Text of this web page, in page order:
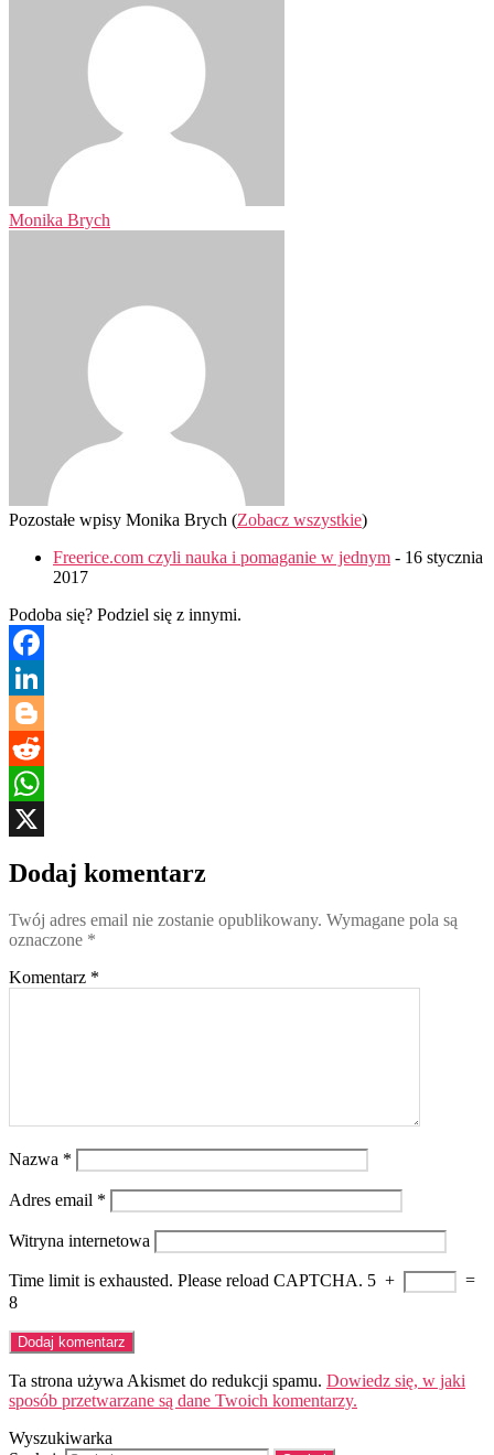
Monika Brych
Pozostałe wpisy Monika Brych (Zobacz wszystkie)
Freerice.com czyli nauka i pomaganie w jednym - 16 stycznia
2017
Podoba się? Podziel się z innymi.
Facebook
LinkedIn
Blogger
Reddit
WhatsApp
Dodaj komentarz
Twój adres email nie zostanie opublikowany. Wymagane pola są
oznaczone *
Komentarz *
Nazwa *
Adres email *
Witryna internetowa
Time limit is exhausted. Please reload CAPTCHA. 5 +
=
8
Ta strona używa Akismet do redukcji spamu. Dowiedz się, w jaki
sposób przetwarzane są dane Twoich komentarzy.
Wyszukiwarka